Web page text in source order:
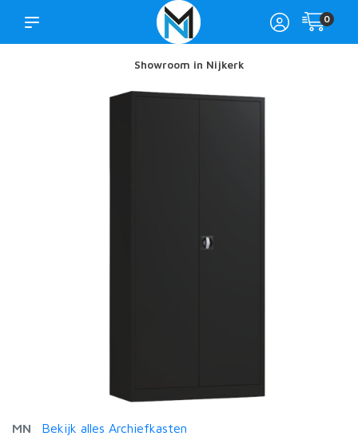
0
Showroom in Nijkerk
MN Bekijk alles Archiefkasten